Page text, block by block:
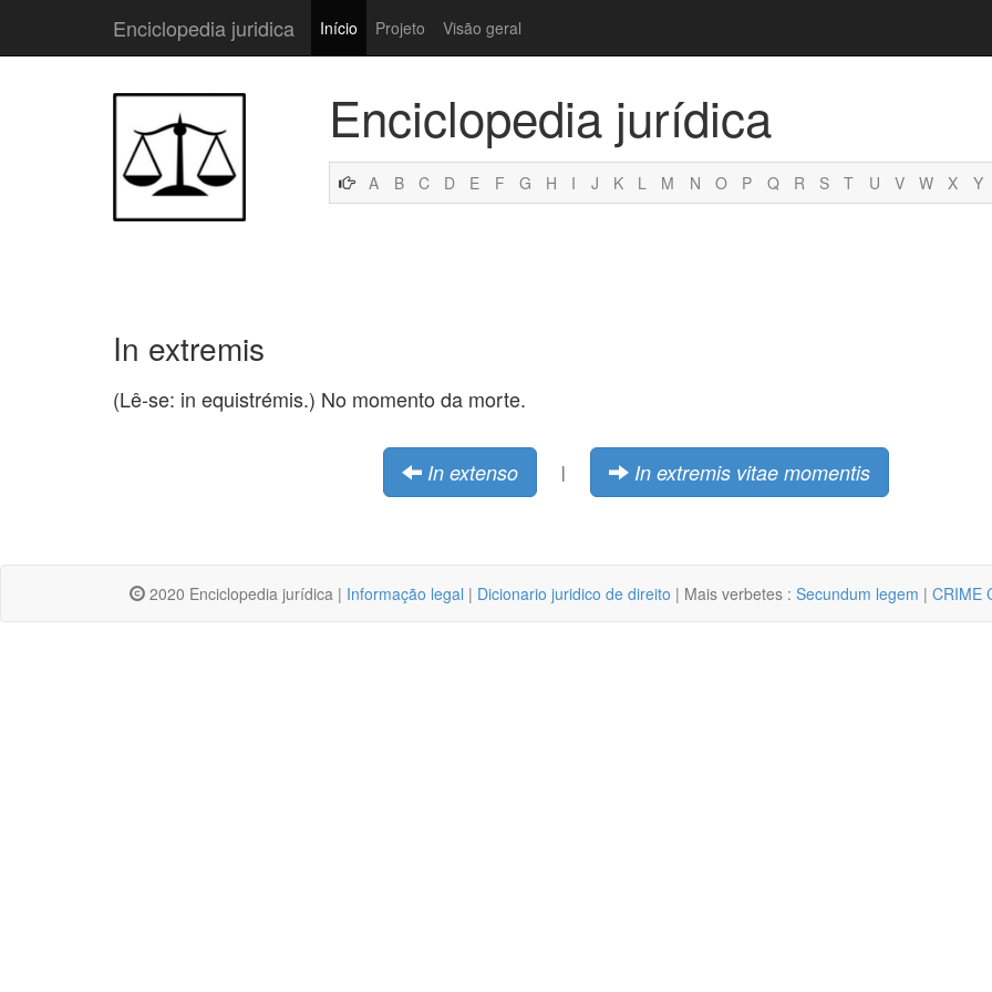
Enciclopedia juridica Início Projeto Visão geral
Enciclopedia jurídica
A B C D E F G H I J K L M N O P Q R S T U V W X Y
In extremis
(Lê-se: in equistrémis.) No momento da morte.
In extenso | In extremis vitae momentis
2020 Enciclopedia jurídica | Informação legal | Dicionario juridico de direito | Mais verbetes : Secundum legem | CRIME